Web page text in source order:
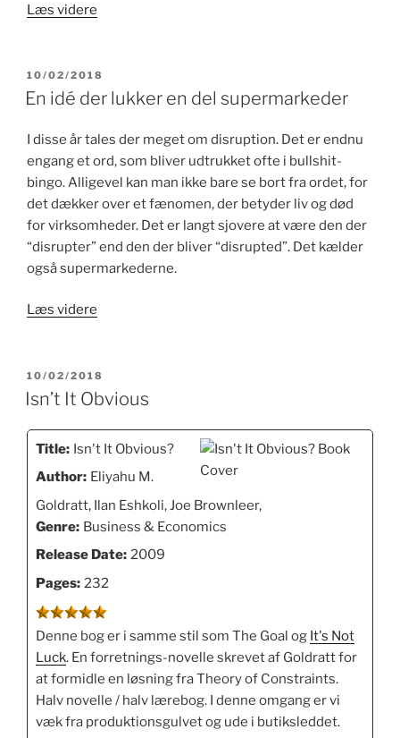
Læs videre
UDGIVET
DEN
10/02/2018
En idé der lukker en del supermarkeder
I disse år tales der meget om disruption. Det er endnu
engang et ord, som bliver udtrukket ofte i bullshit-
bingo. Alligevel kan man ikke bare se bort fra ordet, for
det dækker over et fænomen, der betyder liv og død
for virksomheder. Det er langt sjovere at være den der
“disrupter” end den der bliver “disrupted”. Det kælder
også supermarkederne.
Læs videre
lukker
en
UDGIVET
DEN
10/02/2018
Isn’t It Obvious
Title: Isn't It Obvious?
Author: Eliyahu M.
Goldratt, Ilan Eshkoli, Joe Brownleer,
Genre: Business & Economics
Release Date: 2009
Pages: 232
Denne bog er i samme stil som The Goal og It's Not
Luck. En forretnings-novelle skrevet af Goldratt for
at formidle en løsning fra Theory of Constraints.
Halv novelle / halv lærebog. I denne omgang er vi
væk fra produktionsgulvet og ude i butiksleddet.